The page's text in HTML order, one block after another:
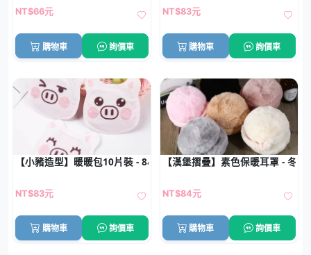
NT$66元
購物車 詢價車
NT$83元
購物車 詢價車
【小豬造型】暖暖包10片裝 - 8小時持續發熱
NT$83元
購物車 詢價車
【漢堡摺疊】素色保暖耳罩 - 冬季
NT$84元
購物車 詢價車